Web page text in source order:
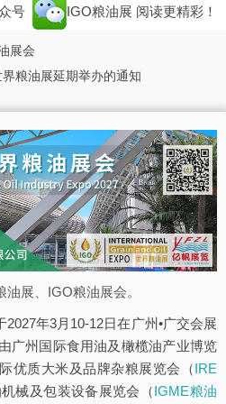
号 IGO粮油展 阅读更精彩！
展会
粮油展延期举办的通知
油展、IGO粮油展会。
年3月10-12日在广州•广交会展
广州国际食用油及橄榄油产业博览
优质大米及品牌杂粮展览会（IRE
械及包装设备展览会（IGME粮油